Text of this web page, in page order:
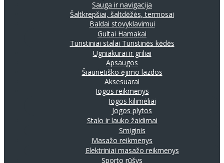
Sauga ir navigacija
Šaltkrepšiai, šaltdėžės, termosai
Baldai stovyklavimui
Gultai Hamakai
Turistiniai stalai Turistinės kėdės
Ugniakurai ir griliai
Apsaugos
Šiaurietiško ėjimo lazdos
Aksesuarai
Jogos reikmenys
Jogos kilimėliai
Jogos plytos
Stalo ir lauko žaidimai
Smiginis
Masažo reikmenys
Elektriniai masažo reikmenys
Sporto rūšys